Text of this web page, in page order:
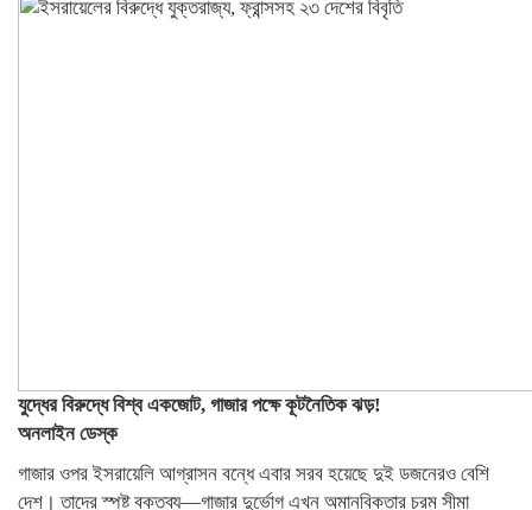
যুদ্ধের বিরুদ্ধে বিশ্ব একজোট, গাজার পক্ষে কূটনৈতিক ঝড়!
অনলাইন ডেস্ক
গাজার ওপর ইসরায়েলি আগ্রাসন বন্ধে এবার সরব হয়েছে দুই ডজনেরও বেশি
দেশ। তাদের স্পষ্ট বক্তব্য—গাজার দুর্ভোগ এখন অমানবিকতার চরম সীমা